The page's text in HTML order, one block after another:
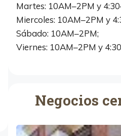
Martes: 10AM–2PM y
Miercoles: 10AM–2PM y
Sábado: 10AM–2PM;
Viernes: 10AM–2PM y
Negocios
A